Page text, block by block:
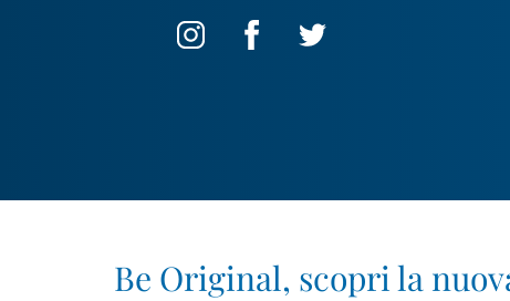
Be Original, scopri la